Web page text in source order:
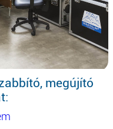
megújító